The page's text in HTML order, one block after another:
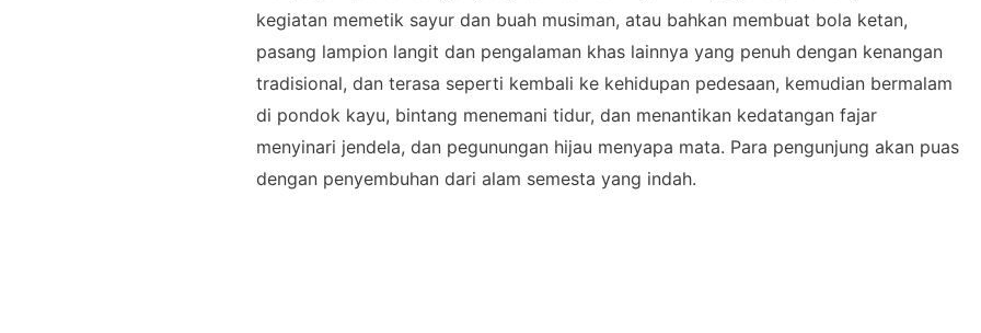
kegiatan memetik sayur dan buah musiman, atau bahkan membuat bola ketan,
pasang lampion langit dan pengalaman khas lainnya yang penuh dengan kenangan
tradisional, dan terasa seperti kembali ke kehidupan pedesaan, kemudian bermalam
di pondok kayu, bintang menemani tidur, dan menantikan kedatangan fajar
menyinari jendela, dan pegunungan hijau menyapa mata. Para pengunjung akan puas
dengan penyembuhan dari alam semesta yang indah.